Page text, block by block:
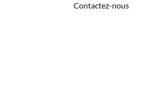
Contactez-nous